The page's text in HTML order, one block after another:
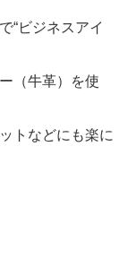
“ビジネスアイ
（牛革）を使
トなどにも楽に